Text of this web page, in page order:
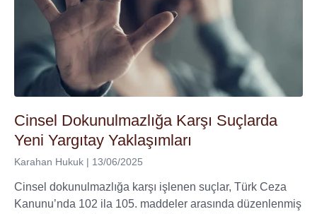
Cinsel Dokunulmazlığa Karşı Suçlarda
Yeni Yargıtay Yaklaşımları
Karahan Hukuk 13/06/2025
Cinsel dokunulmazlığa karşı işlenen suçlar, Türk Ceza
Kanunu’nda 102 ila 105. maddeler arasında düzenlenmiş